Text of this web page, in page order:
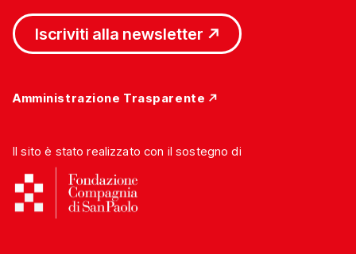
Iscriviti alla newsletter
Amministrazione Trasparente
Il sito è stato realizzato con il sostegno di